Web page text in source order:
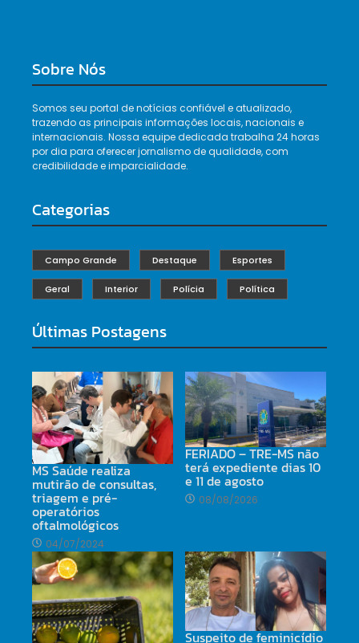
Sobre Nós
Somos seu portal de notícias confiável e atualizado,
trazendo as principais informações locais, nacionais e
internacionais. Nossa equipe dedicada trabalha 24 horas
por dia para oferecer jornalismo de qualidade, com
credibilidade e imparcialidade.
Categorias
Campo Grande Destaque Esportes
Geral Interior Polícia Política
Últimas Postagens
MS Saúde realiza
mutirão de consultas,
triagem e pré-
operatórios
oftalmológicos
04/07/2024
FERIADO – TRE-MS não
terá expediente dias 10
e 11 de agosto
08/08/2026
Suspeito de feminicídio